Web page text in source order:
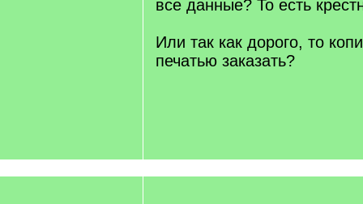
все данные? То есть
Или так как дорого, то
печатью заказать?